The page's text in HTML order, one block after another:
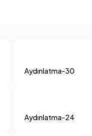
Aydınlatma-30
Aydınlatma-24